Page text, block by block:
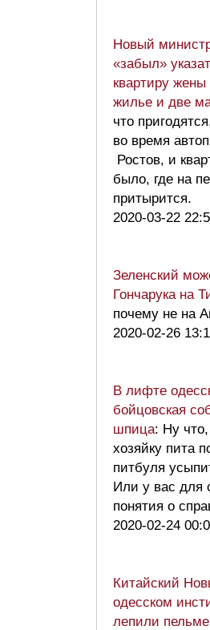
Новый
«забыл»
квартиру
жилье и две
что
во время
Ростов, и
было, где на
притырится.
2020-03-22
Зеленский
Гончарука на
почему не на
2020-02-26
В лифте
бойцовская
шпица: Ну
хозяйку пита
питбуля
Или у вас для
понятия о
2020-02-24
Китайский
одесском
лепили